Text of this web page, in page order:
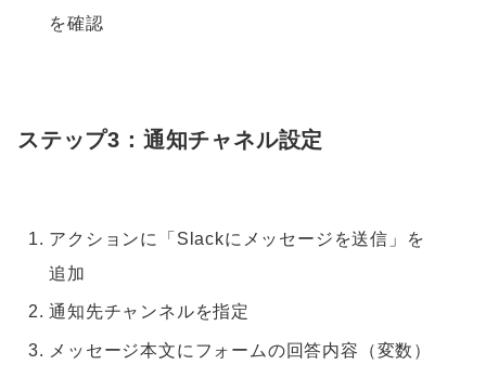
を確認
ステップ3：通知チャネル設定
アクションに「Slackにメッセージを送信」を
追加
通知先チャンネルを指定
メッセージ本文にフォームの回答内容（変数）